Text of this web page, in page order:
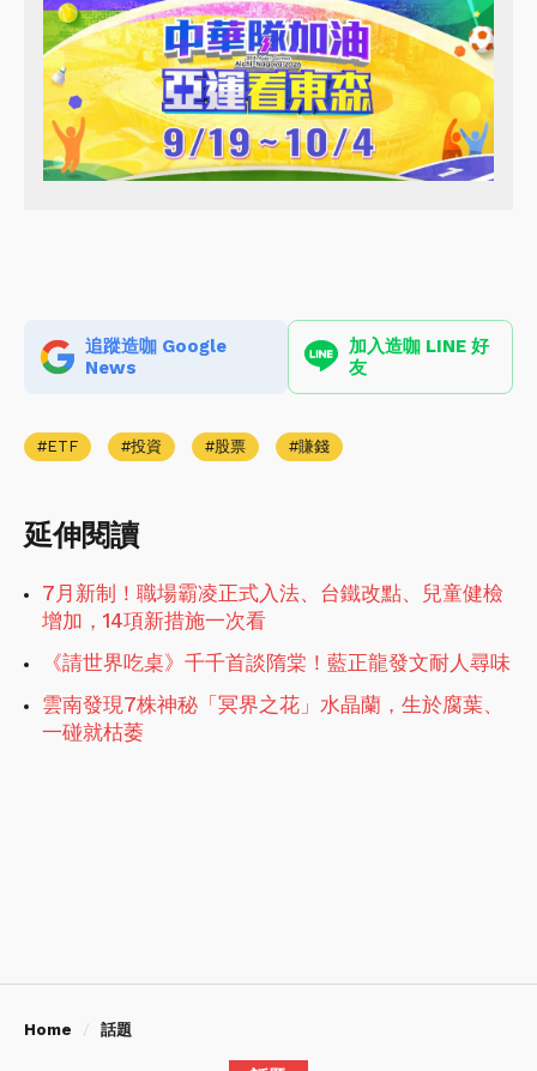
追蹤造咖 Google
News
加入造咖 LINE 好
友
ETF 投資 股票 賺錢
延伸閱讀
7月新制！職場霸凌正式入法、台鐵改點、兒童健檢
增加，14項新措施一次看
《請世界吃桌》千千首談隋棠！藍正龍發文耐人尋味
雲南發現7株神秘「冥界之花」水晶蘭，生於腐葉、
一碰就枯萎
Home 話題